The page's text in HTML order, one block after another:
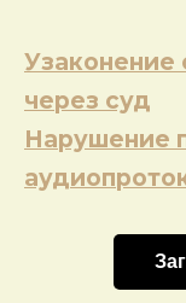
по
записям
Узаконение
через суд
Нарушение